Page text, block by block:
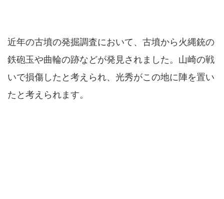
近年の古墳の発掘調査において、古墳から火縄銃の
鉄砲玉や曲輪の跡などが発見されました。山崎の戦
いで損傷したと考えられ、光秀がこの地に陣を置い
たと考えられます。